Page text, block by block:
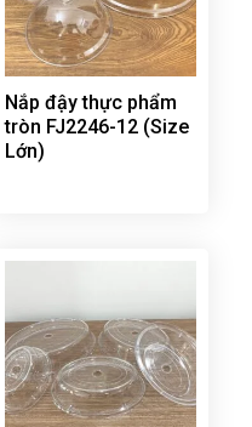
Nắp đậy thực phẩm
tròn FJ2246-12 (Size
Lớn)